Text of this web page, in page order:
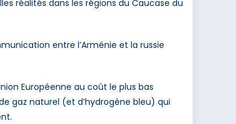
réalités dans les régions du Caucase du
entre l’Arménie et la russie
Européenne au coût le plus bas
gaz naturel (et d’hydrogène bleu) qui